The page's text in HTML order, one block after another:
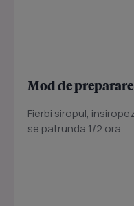
Mod de preparare
Fierbi siropul,
se patrunda 1/2 ora.